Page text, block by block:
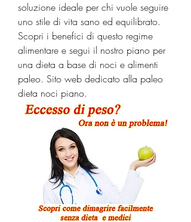
soluzione ideale per chi vuole seguire
uno stile di vita sano ed equilibrato.
Scopri i benefici di questo regime
alimentare e segui il nostro piano per
una dieta a base di noci e alimenti
paleo. Sito web dedicato alla paleo
dieta noci piano.